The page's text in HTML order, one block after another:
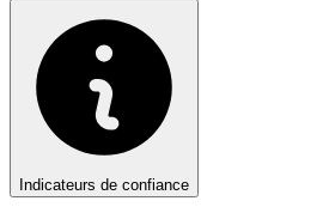
Indicateurs de confiance